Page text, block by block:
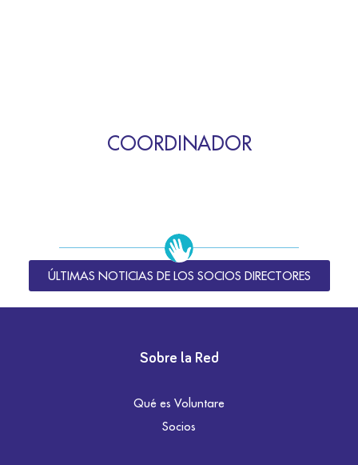
COORDINADOR
ÚLTIMAS NOTICIAS DE LOS SOCIOS DIRECTORES
Sobre la Red
Qué es Voluntare
Socios